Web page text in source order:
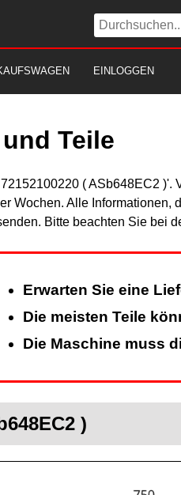
EINLOGGEN
Teile
( ASb648EC2
Wochen. Alle
Bitte beachten Sie bei
Erwarten Sie eine
Die meisten Teile
Die Maschine muss
)